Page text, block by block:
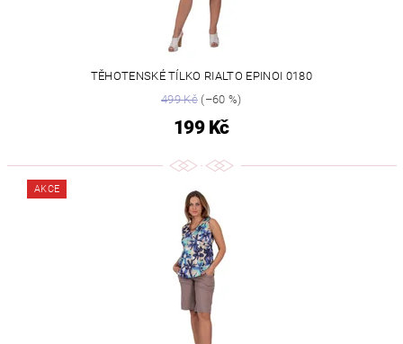
TĚHOTENSKÉ TÍLKO RIALTO EPINOI 0180
499 Kč(–60 %)
199 Kč
AKCE